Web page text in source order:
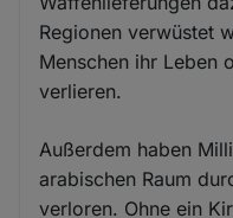
Regionen verwüstet
Menschen ihr Leben
verlieren.
Außerdem haben
arabischen Raum
verloren. Ohne ein